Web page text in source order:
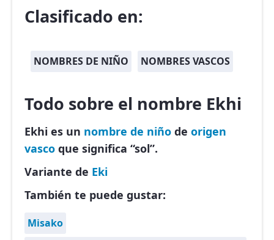
Clasificado en:
NOMBRES DE NIÑO NOMBRES VASCOS
Todo sobre el nombre Ekhi
Ekhi es un nombre de niño de origen
vasco que significa “sol”.
Variante de Eki
También te puede gustar:
Misako